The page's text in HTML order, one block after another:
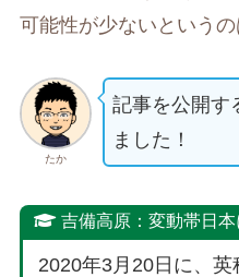
可能性が少ないというの
たか
記事を公開す
ました！
吉備高原：変動帯日
2020年3月20日に、